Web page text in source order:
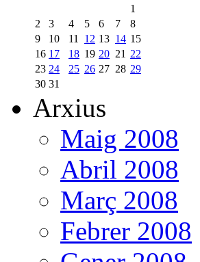
1
2
3 4 5 6 7
8
9
10 11 12 13 14 15
16 17 18 19 20 21 22
23 24 25 26 27 28 29
30 31
Arxius
Maig 2008
Abril 2008
Març 2008
Febrer 2008